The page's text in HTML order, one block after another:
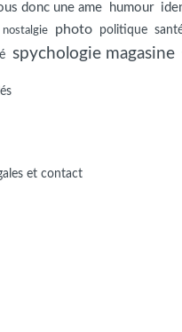
donc une ame
humour
nostalgie photo politique
spychologie magasine
et contact